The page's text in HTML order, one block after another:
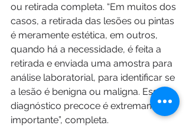
ou retirada completa. “Em muitos dos
casos, a retirada das lesões ou pintas
é meramente estética, em outros,
quando há a necessidade, é feita a
retirada e enviada uma amostra para
análise laboratorial, para identificar se
a lesão é benigna ou maligna. Esse
diagnóstico precoce é extremamente
importante”, completa.